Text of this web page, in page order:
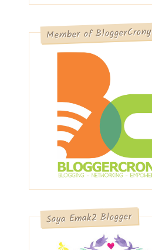
Member of BloggerCrony
Saya Emak2 Blogger